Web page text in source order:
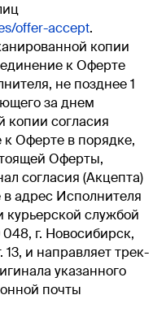
offer-accept.
копии
к Оферте
не позднее 1
за днем
копии согласия
Оферте в порядке,
Оферты,
согласия (Акцепта)
адрес Исполнителя
службой
г. Новосибирск,
и направляет трек-
указанного
почты